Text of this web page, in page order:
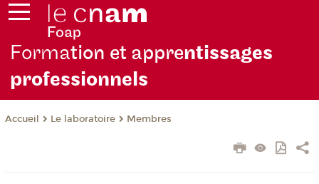
Formation et apprentissages
professionnels
Accueil Le laboratoire Membres